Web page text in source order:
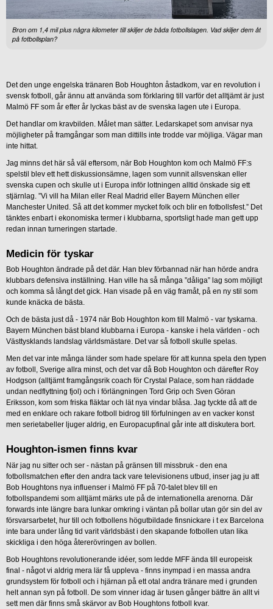
Bron om 1,4 mil plus några kilometer till skiljer de båda fotbollslagen. Vad skiljer dem åt
på fotbollsplan?
Det den unge engelska tränaren Bob Houghton åstadkom, var en revolution i
svensk fotboll, går ännu att använda som förklaring till varför det alltjämt är just
Malmö FF som år efter år lyckas bäst av de svenska lagen ute i Europa.
Det handlar om kravbilden. Målet man sätter. Ledarskapet som anvisar nya
möjligheter på framgångar som man dittills inte trodde var möjliga. Vägar man
inte hittat.
Jag minns det här så väl eftersom, när Bob Houghton kom och Malmö FF:s
spelstil blev ett hett diskussionsämne, lagen som vunnit allsvenskan eller
svenska cupen och skulle ut i Europa inför lottningen alltid önskade sig ett
stjärnlag. ”Vi vill ha Milan eller Real Madrid eller Bayern München eller
Manchester United. Så att det kommer mycket folk och blir en fotbollsfest.” Det
tänktes enbart i ekonomiska termer i klubbarna, sportsligt hade man gett upp
redan innan turneringen startade.
Medicin för tyskar
Bob Houghton ändrade på det där. Han blev förbannad när han hörde andra
klubbars defensiva inställning. Han ville ha så många ”dåliga” lag som möjligt
och komma så långt det gick. Han visade på en väg framåt, på en ny stil som
kunde knäcka de bästa.
Och de bästa just då - 1974 när Bob Houghton kom till Malmö - var tyskarna.
Bayern München bäst bland klubbarna i Europa - kanske i hela världen - och
Västtysklands landslag världsmästare. Det var så fotboll skulle spelas.
Men det var inte många länder som hade spelare för att kunna spela den typen
av fotboll, Sverige allra minst, och det var då Bob Houghton och därefter Roy
Hodgson (alltjämt framgångsrik coach för Crystal Palace, som han räddade
undan nedflyttning fjol) och i förlängningen Tord Grip och Sven Göran
Eriksson, kom som friska fläktar och lät nya vindar blåsa. Jag tyckte då att de
med en enklare och rakare fotboll bidrog till förfulningen av en vacker konst
men serietabeller ljuger aldrig, en Europacupfinal går inte att diskutera bort.
Houghton-ismen finns kvar
När jag nu sitter och ser - nästan på gränsen till missbruk - den ena
fotbollsmatchen efter den andra tack vare televisionens utbud, inser jag ju att
Bob Houghtons nya influenser i Malmö FF på 70-talet blev till en
fotbollspandemi som alltjämt märks ute på de internationella arenorna. Där
forwards inte längre bara lunkar omkring i väntan på bollar utan gör sin del av
försvarsarbetet, hur till och fotbollens högutbildade finsnickare i t ex Barcelona
inte bara under lång tid varit världsbäst i den skapande fotbollen utan lika
skickliga i den höga återerövringen av bollen.
Bob Houghtons revolutionerande idéer, som ledde MFF ända till europeisk
final - något vi aldrig mera lär få uppleva - finns inympad i en massa andra
grundsystem för fotboll och i hjärnan på ett otal andra tränare med i grunden
helt annan syn på fotboll. De som vinner idag är tusen gånger bättre än allt vi
sett men där finns små skärvor av Bob Houghtons fotboll kvar.